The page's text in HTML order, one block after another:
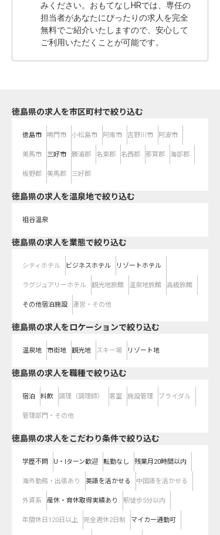
みください。おもてなしHRでは、専任の
担当者があなたにぴったりの求人を完全
無料でご紹介いたしますので、安心して
ご利用いただくことが可能です。
徳島県の求人を市区町村で絞り込む
徳島市 鳴門市 小松島市 阿南市 吉野川市 阿波市
美馬市 三好市 勝浦郡 名東郡 名西郡 那賀郡 海部郡
板野郡 美馬郡 三好郡
徳島県の求人を温泉地で絞り込む
祖谷温泉
徳島県の求人を業態で絞り込む
シティホテル ビジネスホテル リゾートホテル
ラグジュアリーホテル 観光地旅館 温泉地旅館 高級旅館
その他宿泊施設 運営・その他
徳島県の求人をロケーションで絞り込む
温泉地 市街地 観光地 スキー場 リゾート地
徳島県の求人を職種で絞り込む
宿泊 料飲 調理（調理師） 客室 施設管理 ブライダル
管理部門・その他
徳島県の求人をこだわり条件で絞り込む
学歴不問 U・Iターン歓迎 転勤なし 残業月20時間以内
海外勤務・出張あり 英語を活かせる 中国語を活かせる
外資系 産休・育休取得実績あり 駅徒歩5分以内
年間休日120日以上 完全週休2日制 マイカー通勤可